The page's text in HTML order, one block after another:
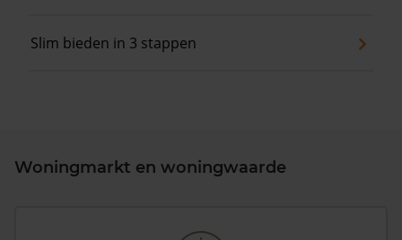
Slim bieden in 3 stappen
Woningmarkt en woningwaarde